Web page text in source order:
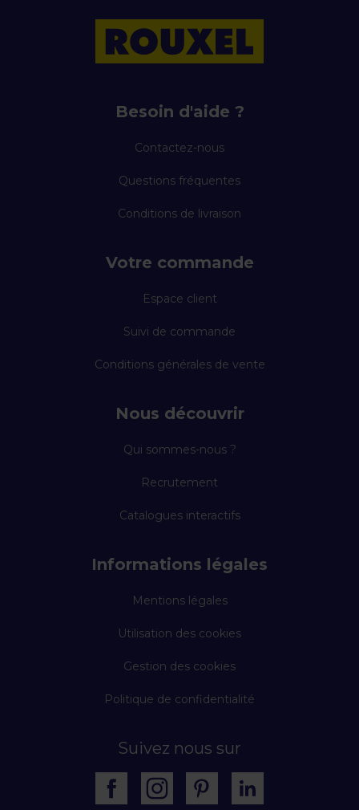
Besoin d'aide ?
Contactez-nous
Questions fréquentes
Conditions de livraison
Votre commande
Espace client
Suivi de commande
Conditions générales de vente
Nous découvrir
Qui sommes-nous ?
Recrutement
Catalogues interactifs
Informations légales
Mentions légales
Utilisation des cookies
Gestion des cookies
Politique de confidentialité
Suivez nous sur